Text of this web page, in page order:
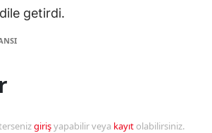
getirdi.
girişyapabilir veya kayıt olabilirsiniz.